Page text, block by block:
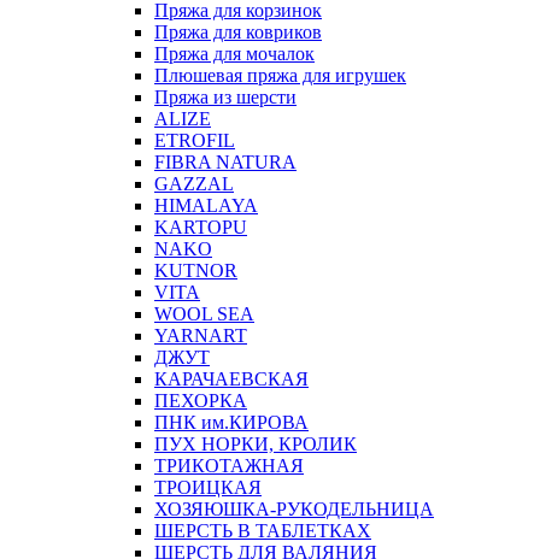
Пряжа для корзинок
Пряжа для ковриков
Пряжа для мочалок
Плюшевая пряжа для игрушек
Пряжа из шерсти
ALIZE
ETROFIL
FIBRA NATURA
GAZZAL
HIMALAYA
KARTOPU
NAKO
KUTNOR
VITA
WOOL SEA
YARNART
ДЖУТ
КАРАЧАЕВСКАЯ
ПЕХОРКА
ПНК им.КИРОВА
ПУХ НОРКИ, КРОЛИК
ТРИКОТАЖНАЯ
ТРОИЦКАЯ
ХОЗЯЮШКА-РУКОДЕЛЬНИЦА
ШЕРСТЬ В ТАБЛЕТКАХ
ШЕРСТЬ ДЛЯ ВАЛЯНИЯ